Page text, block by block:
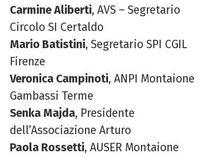
Carmine Aliberti, AVS – Segretario
Circolo SI Certaldo
Mario Batistini, Segretario SPI CGIL
Firenze
Veronica Campinoti, ANPI Montaione
Gambassi Terme
Senka Majda, Presidente
dell’Associazione Arturo
Paola Rossetti, AUSER Montaione